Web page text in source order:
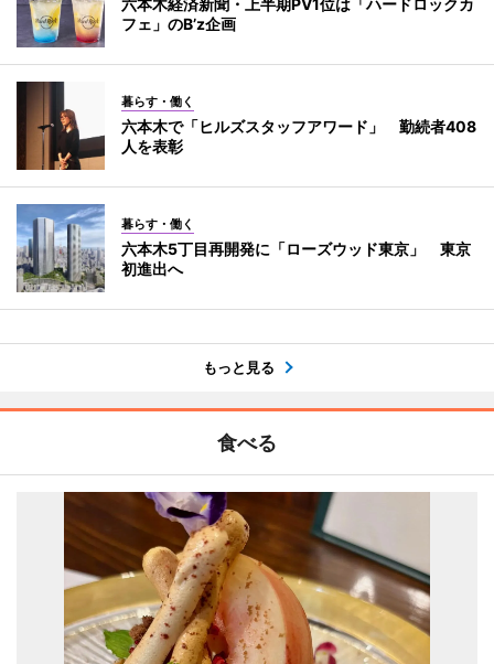
六本木経済新聞・上半期PV1位は「ハードロックカ
フェ」のB’z企画
暮らす・働く
六本木で「ヒルズスタッフアワード」 勤続者408
人を表彰
暮らす・働く
六本木5丁目再開発に「ローズウッド東京」 東京
初進出へ
もっと見る
食べる